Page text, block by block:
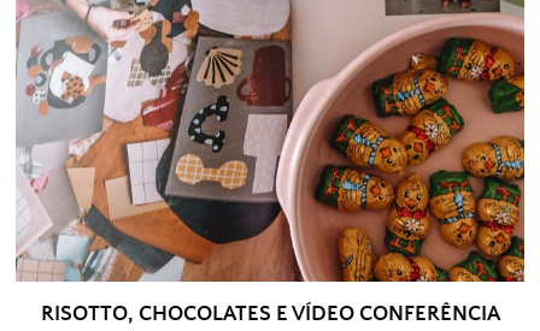
RISOTTO, CHOCOLATES E VÍDEO CONFERÊNCIA